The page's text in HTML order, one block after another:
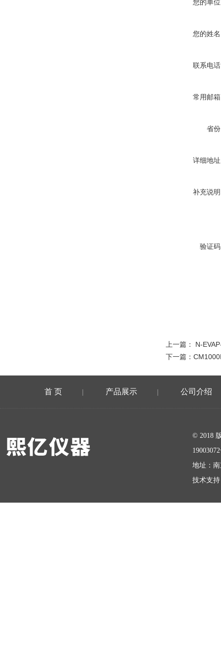
您的单
您的姓
联系电
常用邮
省
详细地
补充说
验证
上一篇： N-
下一篇：
首 页 | 产品展示 | 公司介绍
© 2018
地址：
技术支